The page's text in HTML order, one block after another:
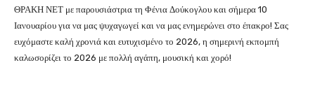
ΘΡΑΚΗ ΝΕΤ με παρουσιάστρια τη Φένια Δούκογλου και σήμερα 10
Ιανουαρίου για να μας ψυχαγωγεί και να μας ενημερώνει στο έπακρο! Σας
ευχόμαστε καλή χρονιά και ευτυχισμένο το 2026, η σημερινή εκπομπή
καλωσορίζει το 2026 με πολλή αγάπη, μουσική και χορό!